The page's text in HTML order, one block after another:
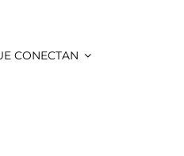
CONECTAN